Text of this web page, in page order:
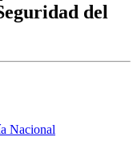
del
Nacional